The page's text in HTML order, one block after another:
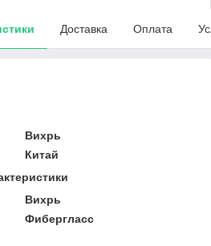
Доставка Оплата
Вихрь
Китай
Вихрь
Фибергласс